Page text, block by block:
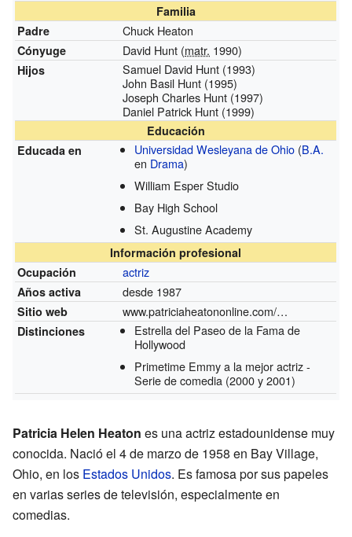
Familia
Padre
Chuck Heaton
Cónyuge David Hunt (matr. 1990)
Hijos
Samuel David Hunt (1993)
John Basil Hunt (1995)
Joseph Charles Hunt (1997)
Daniel Patrick Hunt (1999)
Educación
Educada en
Universidad Wesleyana de Ohio (B.A.
en Drama)
William Esper Studio
Bay High School
St. Augustine Academy
Información profesional
Ocupación
actriz
Años activa desde 1987
Sitio web www.patriciaheatononline.com/main.html
Distinciones
Estrella del Paseo de la Fama de
Hollywood
Primetime Emmy a la mejor actriz -
Serie de comedia (2000 y 2001)
Patricia Helen Heaton es una actriz estadounidense muy
conocida. Nació el 4 de marzo de 1958 en Bay Village,
Ohio, en los Estados Unidos. Es famosa por sus papeles
en varias series de televisión, especialmente en
comedias.